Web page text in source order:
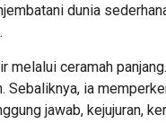
dunia
melalui ceramah
ia
jawab, kejujuran,